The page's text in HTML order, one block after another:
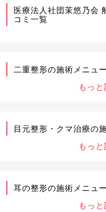
医療法人社団茉悠乃会
コミ一覧
二重整形の施術メニュー
もっ
目元整形・クマ治療の
もっ
耳の整形の施術メニュー
もっ